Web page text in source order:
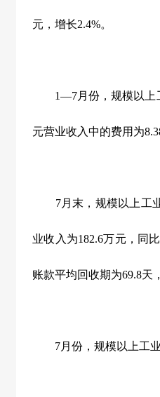
元，增长2.4%。
1—7月份，规模以
元营业收入中的费用为
7月末，规模以上工
业收入为182.6万元，同
账款平均回收期为69.8天
7月份，规模以上工